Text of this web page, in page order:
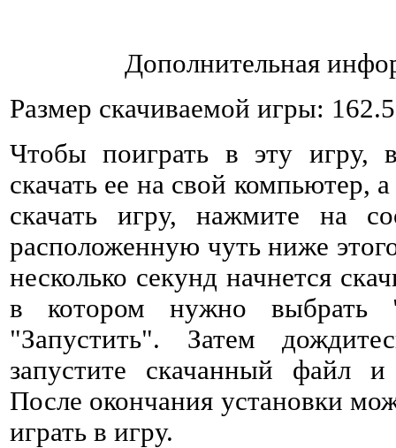
Дополнительная
Размер скачиваемой игры:
Чтобы поиграть в эту игру,
скачать ее на свой компьютер,
скачать игру, нажмите на
расположенную чуть ниже
несколько секунд начнется
в котором нужно выбрать
"Запустить". Затем
запустите скачанный файл и
После окончания установки
играть в игру.